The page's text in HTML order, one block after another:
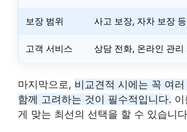
보장 범위 사고 보장, 자차 보장 등
고객 서비스 상담 전화, 온라인 관리
마지막으로, 비교견적 시에는 꼭 여
함께 고려하는 것이 필수적입니다. 이
게 맞는 최선의 선택을 할 수 있습니